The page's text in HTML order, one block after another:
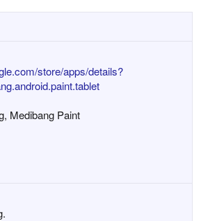
store/apps/details?
Medibang Paint